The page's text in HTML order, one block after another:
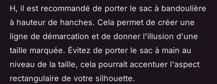
H, il est recommandé de porter le sac à bandoulière
à hauteur de hanches. Cela permet de créer une
ligne de démarcation et de donner l'illusion d'une
taille marquée. Évitez de porter le sac à main au
niveau de la taille, cela pourrait accentuer l'aspect
rectangulaire de votre silhouette.